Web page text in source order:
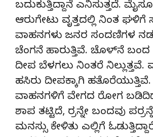
ಬದುಕುತ್ತಿದ್ದಾನೆ ಎನಿಸುತ್ತದೆ.
ಆರುಗೇಟು ವೃತ್ತದಲ್ಲಿ ನಿಂತ ಘಳಿಗೆ
ವಾಹನಗಳು ಜನರ ಸಂದಣಿಗಳ
ಚೆಂಗನೆ ಹಾರುತ್ತಿವೆ. ಚೊಳ್‌ನೆ ಬಂದ
ದೀಪ ಬೆಳಗಲು ನಿಂತರೆ ನಿಲ್ಲುತ್ತವೆ.
ಹಸಿರು ದೀಪಕ್ಕಾಗಿ
ವಾಹನಗಳಿಗೆ ವೇಗದ ರೋಗ
ಶಾಪ ತಟ್ಟಿದೆ, ರ‍್ರನ್ನೇ ಬಂದವು
ಮನಸ್ಸು ಕೇಳಿತು ಎಲ್ಲಿಗೆ